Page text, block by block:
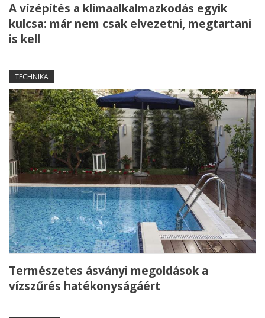
A vízépítés a klímaalkalmazkodás egyik
kulcsa: már nem csak elvezetni, megtartani
is kell
TECHNIKA
Természetes ásványi megoldások a
vízszűrés hatékonyságáért